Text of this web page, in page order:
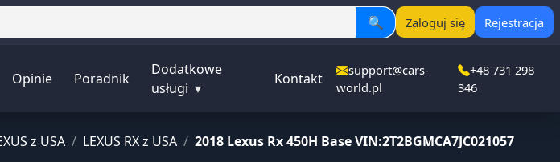
🔍 Zaloguj się Rejestracja
Opinie Poradnik
Dodatkowe
usługi ▾
Kontakt
support@cars-
world.pl
+48 731 298
346
z USA / LEXUS RX z USA / 2018 Lexus Rx 450H Base VIN:2T2BGMCA7JC021057